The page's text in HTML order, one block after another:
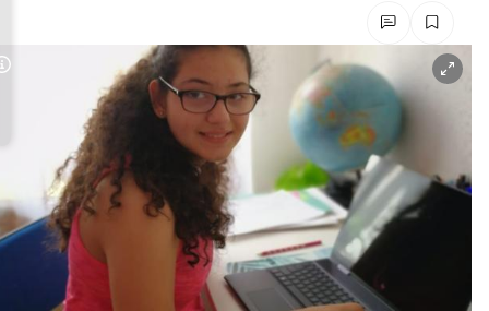
Untermenü
Untermenü
Untermenü
Untermenü
Untermenü
Copyright-Hinweis öffnen/schließen